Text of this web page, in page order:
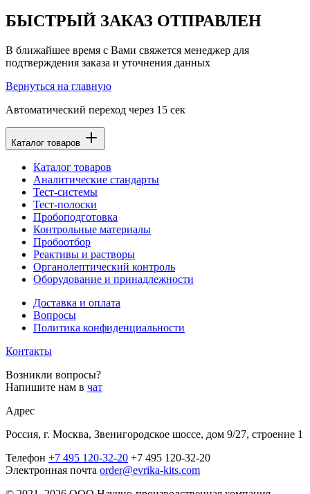
БЫСТРЫЙ ЗАКАЗ ОТПРАВЛЕН
В ближайшее время с Вами свяжется менеджер для
подтверждения заказа и уточнения данных
Вернуться на главную
Автоматический переход через 15 сек
Каталог товаров
Каталог товаров
Аналитические стандарты
Тест-системы
Тест-полоски
Пробоподготовка
Контрольные материалы
Пробоотбор
Реактивы и растворы
Органолептический контроль
Оборудование и принадлежности
Доставка и оплата
Вопросы
Политика конфиденциальности
Контакты
Возникли вопросы?
Напишите нам в чат
Адрес
Россия, г. Москва, Звенигородское шоссе, дом 9/27, строение 1
Телефон +7 495 120-32-20 +7 495 120-32-20
Электронная почта order@evrika-kits.com